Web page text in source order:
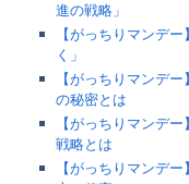
進の戦略」
【がっちりマンデ
く」
【がっちりマンデ
の秘密とは
【がっちりマンデ
戦略とは
【がっちりマンデ